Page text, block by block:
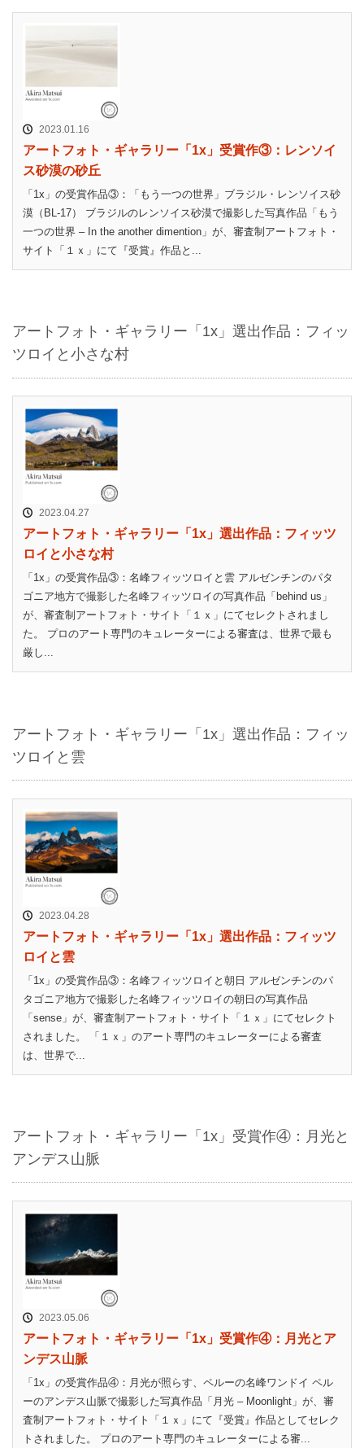
2023.01.16
アートフォト・ギャラリー「1x」受賞作③：レンソイ
ス砂漠の砂丘
「1x」の受賞作品③：「もう一つの世界」ブラジル・レンソイス砂
漠（BL-17） ブラジルのレンソイス砂漠で撮影した写真作品「もう
一つの世界 – In the another dimention」が、審査制アートフォト・
サイト「１ｘ」にて『受賞』作品と...
アートフォト・ギャラリー「1x」選出作品：フィッ
ツロイと小さな村
2023.04.27
アートフォト・ギャラリー「1x」選出作品：フィッツ
ロイと小さな村
「1x」の受賞作品③：名峰フィッツロイと雲 アルゼンチンのパタ
ゴニア地方で撮影した名峰フィッツロイの写真作品「behind us」
が、審査制アートフォト・サイト「１ｘ」にてセレクトされまし
た。 プロのアート専門のキュレーターによる審査は、世界で最も
厳し...
アートフォト・ギャラリー「1x」選出作品：フィッ
ツロイと雲
2023.04.28
アートフォト・ギャラリー「1x」選出作品：フィッツ
ロイと雲
「1x」の受賞作品③：名峰フィッツロイと朝日 アルゼンチンのパ
タゴニア地方で撮影した名峰フィッツロイの朝日の写真作品
「sense」が、審査制アートフォト・サイト「１ｘ」にてセレクト
されました。 「１ｘ」のアート専門のキュレーターによる審査
は、世界で...
アートフォト・ギャラリー「1x」受賞作④：月光と
アンデス山脈
2023.05.06
アートフォト・ギャラリー「1x」受賞作④：月光とア
ンデス山脈
「1x」の受賞作品④：月光が照らす、ペルーの名峰ワンドイ ペル
ーのアンデス山脈で撮影した写真作品「月光 – Moonlight」が、審
査制アートフォト・サイト「１ｘ」にて『受賞』作品としてセレク
トされました。 プロのアート専門のキュレーターによる審...